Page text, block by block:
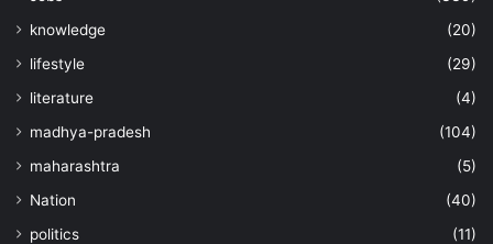
knowledge
(20)
lifestyle
(29)
literature
(4)
madhya-pradesh
(104)
maharashtra
(5)
Nation
(40)
politics
(11)